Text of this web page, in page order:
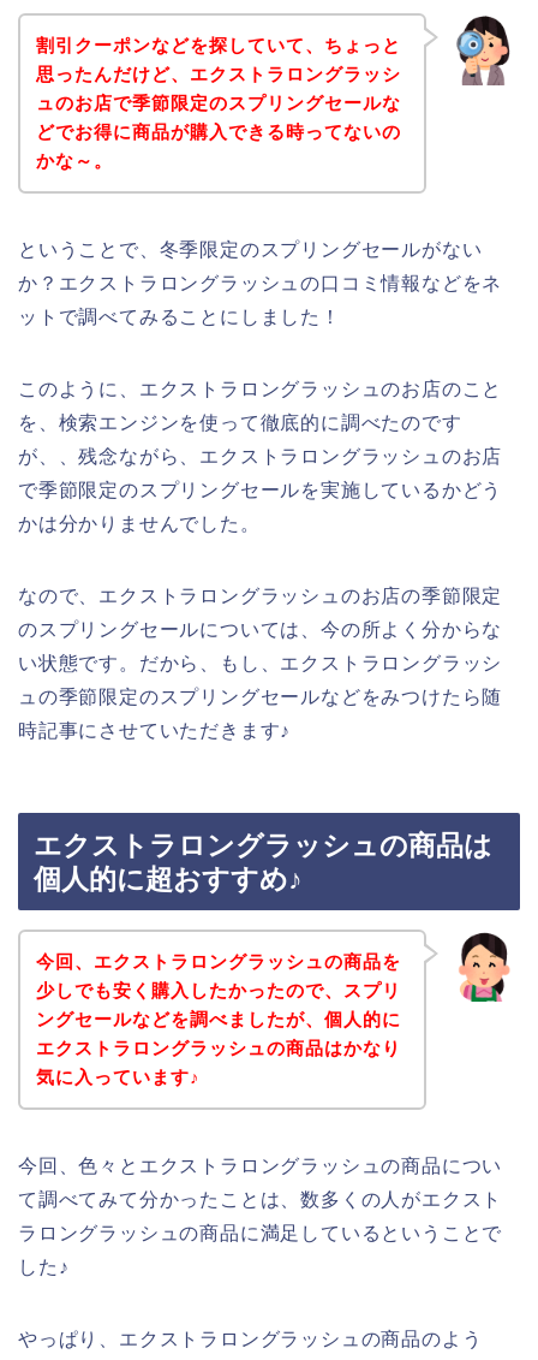
割引クーポンなどを探していて、ちょっと
思ったんだけど、エクストラロングラッシ
ュのお店で季節限定のスプリングセールな
どでお得に商品が購入できる時ってないの
かな～。
ということで、冬季限定のスプリングセールがない
か？エクストラロングラッシュの口コミ情報などをネ
ットで調べてみることにしました！
このように、エクストラロングラッシュのお店のこと
を、検索エンジンを使って徹底的に調べたのです
が、、残念ながら、エクストラロングラッシュのお店
で季節限定のスプリングセールを実施しているかどう
かは分かりませんでした。
なので、エクストラロングラッシュのお店の季節限定
のスプリングセールについては、今の所よく分からな
い状態です。だから、もし、エクストラロングラッシ
ュの季節限定のスプリングセールなどをみつけたら随
時記事にさせていただきます♪
エクストラロングラッシュの商品は
個人的に超おすすめ♪
今回、エクストラロングラッシュの商品を
少しでも安く購入したかったので、スプリ
ングセールなどを調べましたが、個人的に
エクストラロングラッシュの商品はかなり
気に入っています♪
今回、色々とエクストラロングラッシュの商品につい
て調べてみて分かったことは、数多くの人がエクスト
ラロングラッシュの商品に満足しているということで
した♪
やっぱり、エクストラロングラッシュの商品のよう